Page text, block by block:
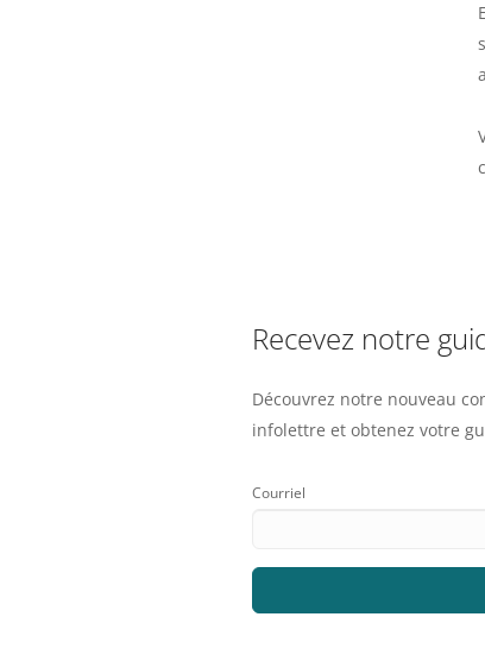
Recevez notre
Découvrez notre nouveau
infolettre et obtenez votre
Courriel